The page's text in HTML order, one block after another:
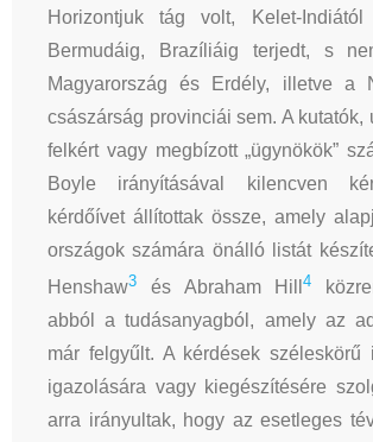
Horizontjuk tág volt, Kelet-
Bermudáig, Brazíliáig terjedt, s
Magyarország és Erdély, illetve a
császárság provinciái sem. A kutatók,
felkért vagy megbízott „ügynökök”
Boyle irányításával kilencven
kérdőívet állítottak össze, amely
országok számára önálló listát
Henshaw3 és Abraham Hill4
abból a tudásanyagból, amely az
már felgyűlt. A kérdések széleskörű
igazolására vagy kiegészítésére
arra irányultak, hogy az esetleges